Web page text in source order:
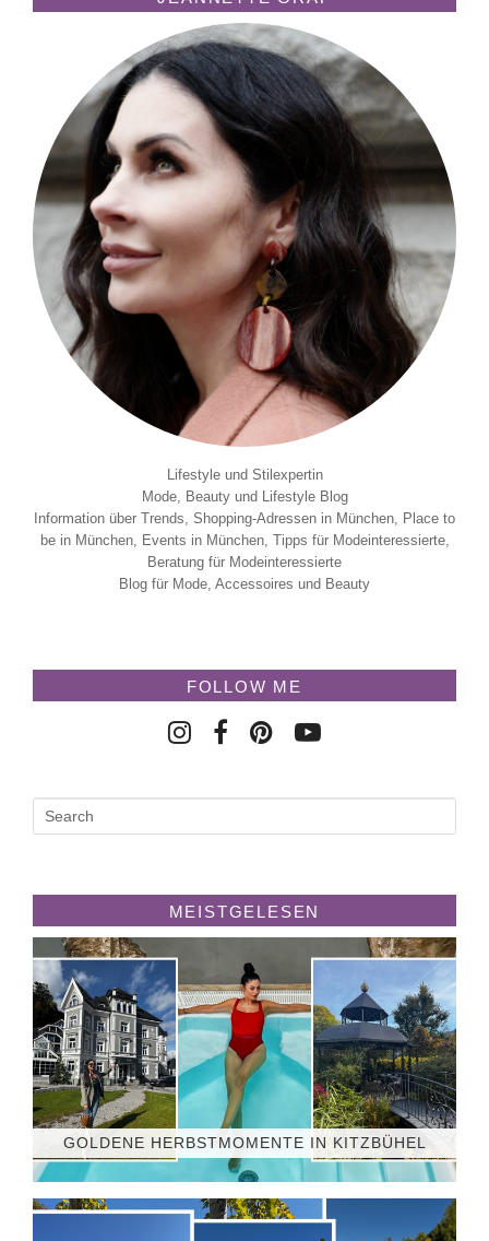
Lifestyle und Stilexpertin
Mode, Beauty und Lifestyle Blog
Information über Trends, Shopping-Adressen in München, Place to
be in München, Events in München, Tipps für Modeinteressierte,
Beratung für Modeinteressierte
Blog für Mode, Accessoires und Beauty
FOLLOW ME
MEISTGELESEN
GOLDENE HERBSTMOMENTE IN KITZBÜHEL